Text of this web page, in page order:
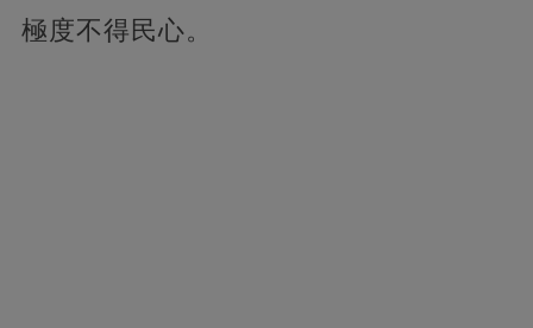
極度不得民心。